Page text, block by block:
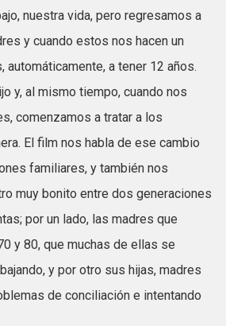
nuestra vida, pero regresamos a
y cuando estos nos hacen un
automáticamente, a tener 12 años.
y, al mismo tiempo, cuando nos
comenzamos a tratar a los
El film nos habla de ese cambio
familiares, y también nos
muy bonito entre dos generaciones
por un lado, las madres que
y 80, que muchas de ellas se
y por otro sus hijas, madres
de conciliación e intentando